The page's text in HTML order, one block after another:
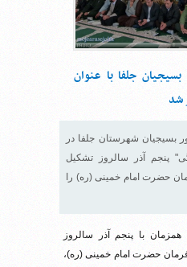
جلفا با عنوان
شد
بسیجیان شهرستان جلفا در
پنجم آذر سالروز تشکیل
حضرت امام خمینی (ره) را
همزمان با پنجم آذر سالروز
حضرت امام خمینی (ره)،